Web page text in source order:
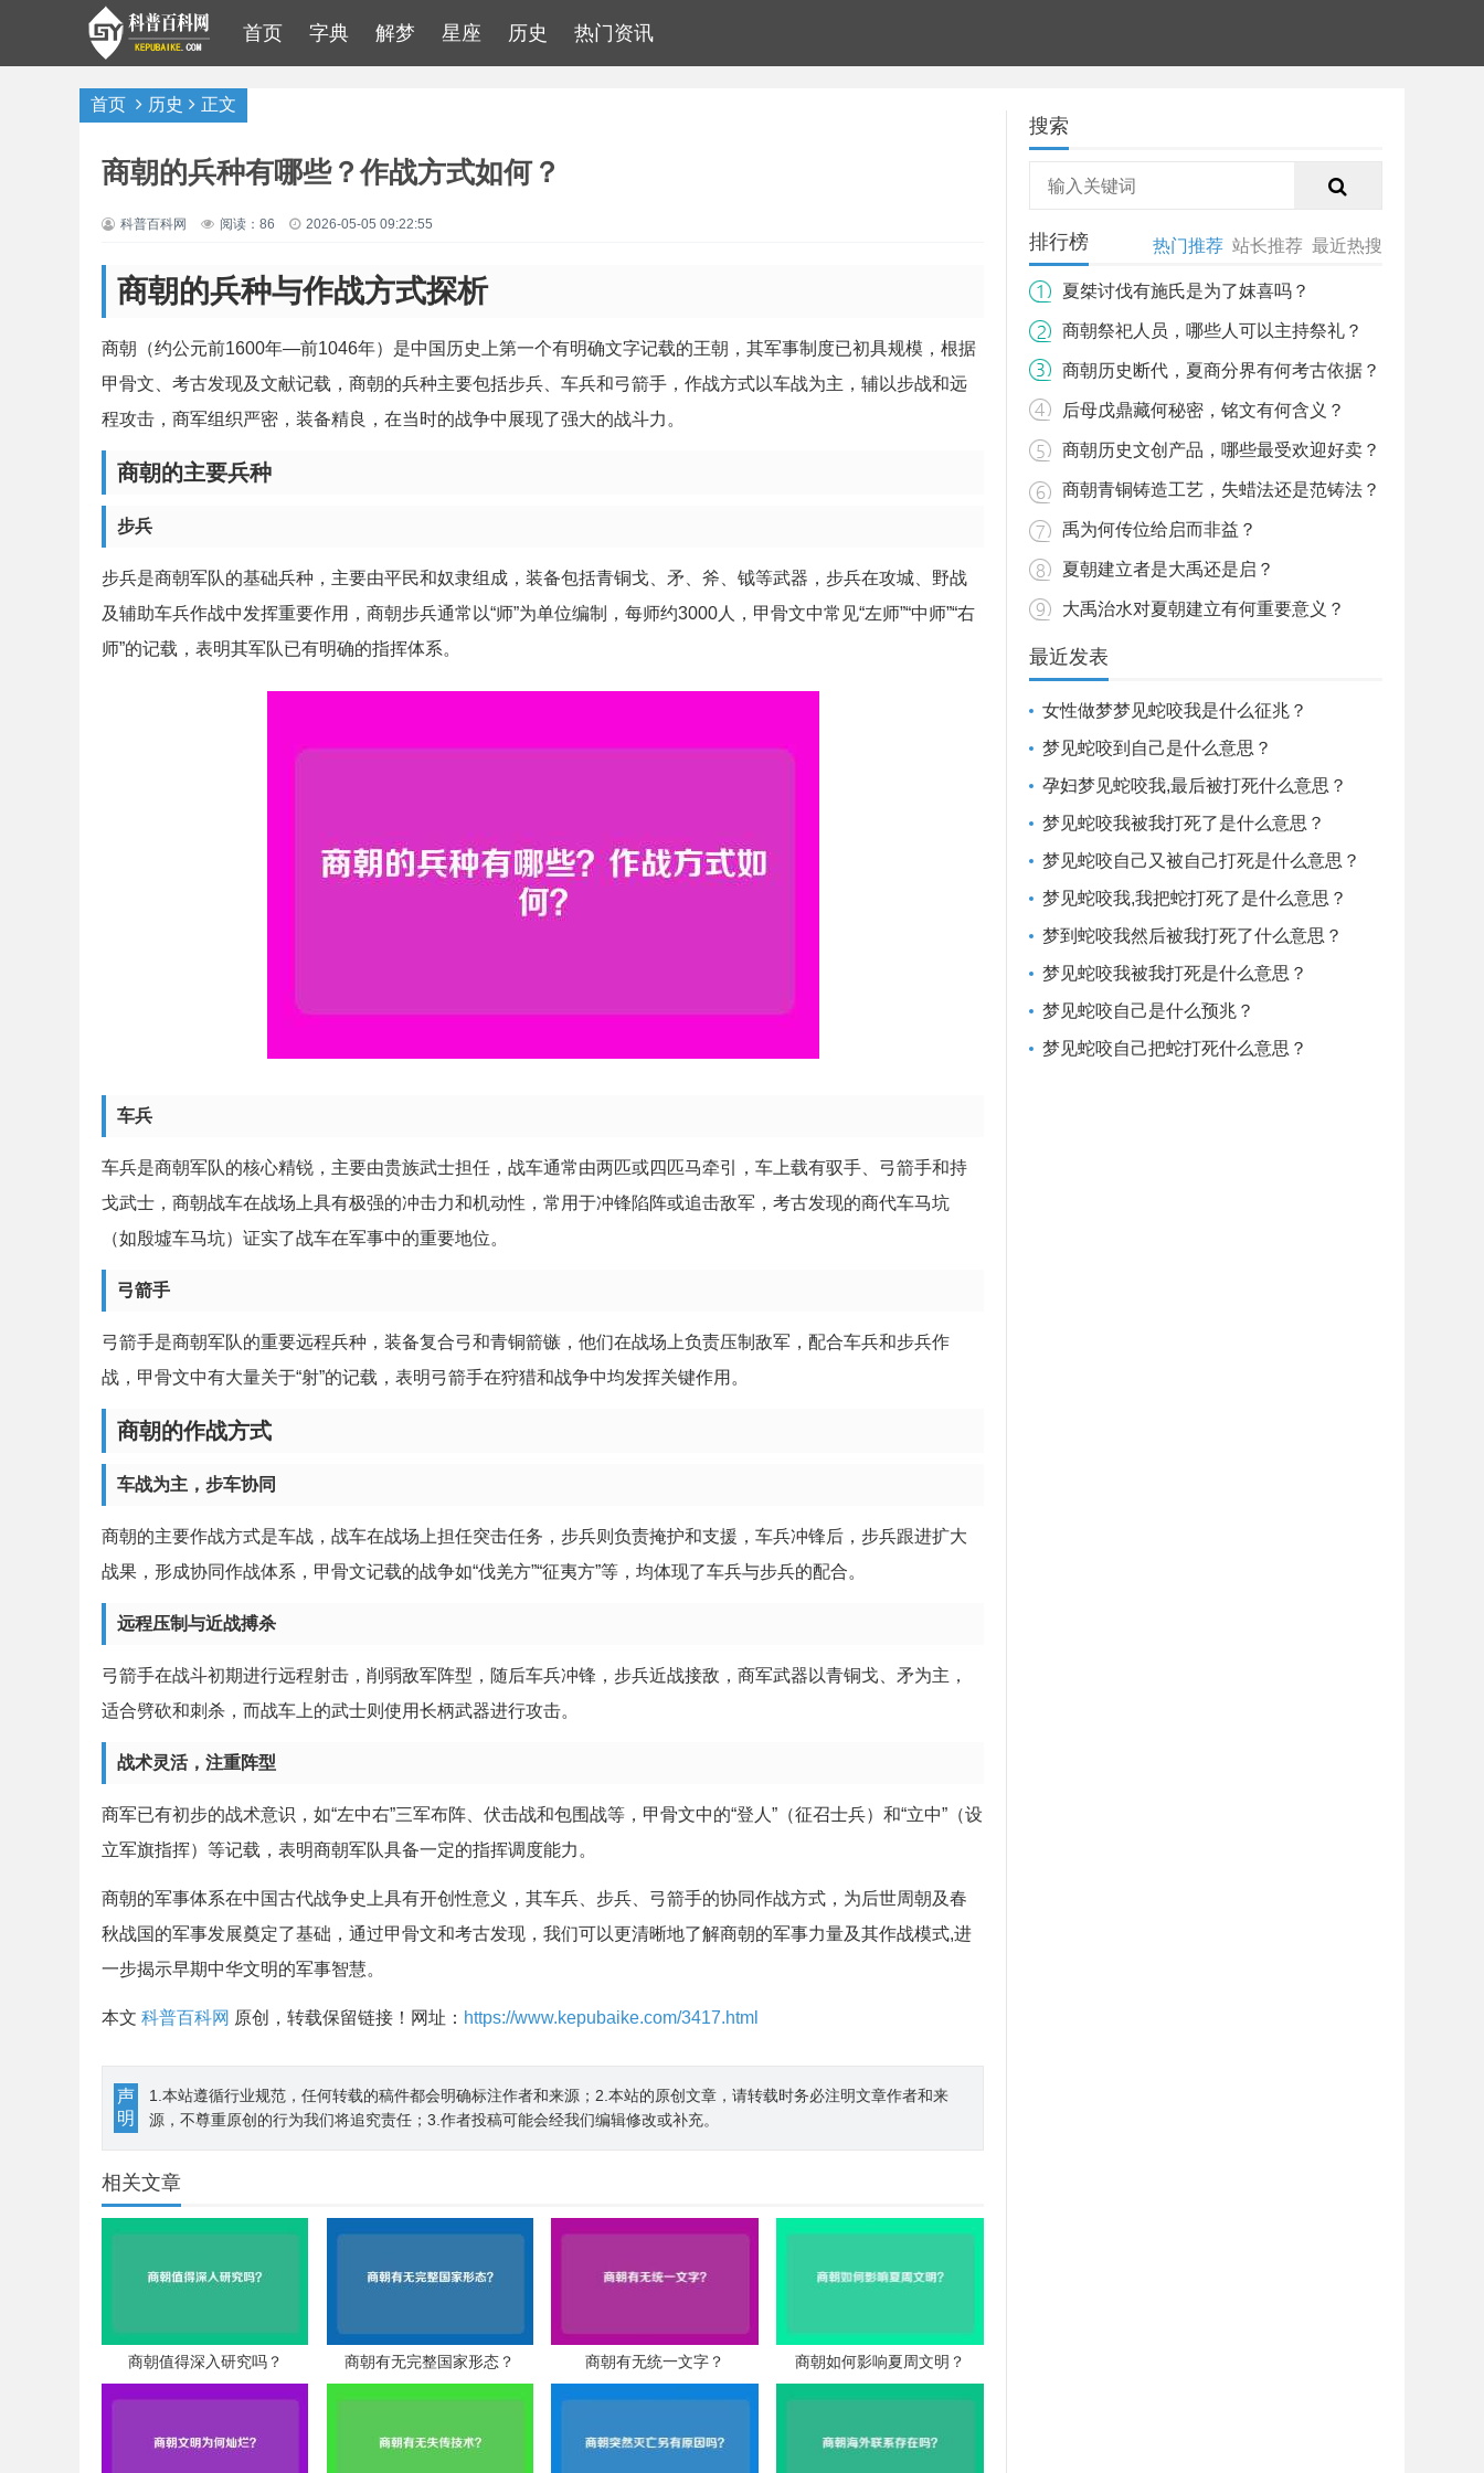
首页 字典 解梦 星座 历史 热门资讯
首页 历史 正文
商朝的兵种有哪些？作战方式如何？
科普百科网 阅读：86 2026-05-05 09:22:55
商朝的兵种与作战方式探析
商朝（约公元前1600年—前1046年）是中国历史上第一个有明确文字记载的王朝，其军事制度已初具规模，根据
甲骨文、考古发现及文献记载，商朝的兵种主要包括步兵、车兵和弓箭手，作战方式以车战为主，辅以步战和远
程攻击，商军组织严密，装备精良，在当时的战争中展现了强大的战斗力。
商朝的主要兵种
步兵
步兵是商朝军队的基础兵种，主要由平民和奴隶组成，装备包括青铜戈、矛、斧、钺等武器，步兵在攻城、野战
及辅助车兵作战中发挥重要作用，商朝步兵通常以“师”为单位编制，每师约3000人，甲骨文中常见“左师”“中师”“右
师”的记载，表明其军队已有明确的指挥体系。
车兵
车兵是商朝军队的核心精锐，主要由贵族武士担任，战车通常由两匹或四匹马牵引，车上载有驭手、弓箭手和持
戈武士，商朝战车在战场上具有极强的冲击力和机动性，常用于冲锋陷阵或追击敌军，考古发现的商代车马坑
（如殷墟车马坑）证实了战车在军事中的重要地位。
弓箭手
弓箭手是商朝军队的重要远程兵种，装备复合弓和青铜箭镞，他们在战场上负责压制敌军，配合车兵和步兵作
战，甲骨文中有大量关于“射”的记载，表明弓箭手在狩猎和战争中均发挥关键作用。
商朝的作战方式
车战为主，步车协同
商朝的主要作战方式是车战，战车在战场上担任突击任务，步兵则负责掩护和支援，车兵冲锋后，步兵跟进扩大
战果，形成协同作战体系，甲骨文记载的战争如“伐羌方”“征夷方”等，均体现了车兵与步兵的配合。
远程压制与近战搏杀
弓箭手在战斗初期进行远程射击，削弱敌军阵型，随后车兵冲锋，步兵近战接敌，商军武器以青铜戈、矛为主，
适合劈砍和刺杀，而战车上的武士则使用长柄武器进行攻击。
战术灵活，注重阵型
商军已有初步的战术意识，如“左中右”三军布阵、伏击战和包围战等，甲骨文中的“登人”（征召士兵）和“立中”（设
立军旗指挥）等记载，表明商朝军队具备一定的指挥调度能力。
商朝的军事体系在中国古代战争史上具有开创性意义，其车兵、步兵、弓箭手的协同作战方式，为后世周朝及春
秋战国的军事发展奠定了基础，通过甲骨文和考古发现，我们可以更清晰地了解商朝的军事力量及其作战模式,进
一步揭示早期中华文明的军事智慧。
本文 科普百科网 原创，转载保留链接！网址： https://www.kepubaike.com/3417.html
声
明
1.本站遵循行业规范，任何转载的稿件都会明确标注作者和来源；2.本站的原创文章，请转载时务必注明文章作者和来
源，不尊重原创的行为我们将追究责任；3.作者投稿可能会经我们编辑修改或补充。
相关文章
商朝值得深入研究吗？ 商朝有无完整国家形态？ 商朝有无统一文字？ 商朝如何影响夏周文明？
搜索
排行榜 热门推荐 站长推荐 最近热搜
夏桀讨伐有施氏是为了妺喜吗？
商朝祭祀人员，哪些人可以主持祭礼？
商朝历史断代，夏商分界有何考古依据？
后母戊鼎藏何秘密，铭文有何含义？
商朝历史文创产品，哪些最受欢迎好卖？
商朝青铜铸造工艺，失蜡法还是范铸法？
禹为何传位给启而非益？
夏朝建立者是大禹还是启？
大禹治水对夏朝建立有何重要意义？
最近发表
女性做梦梦见蛇咬我是什么征兆？
梦见蛇咬到自己是什么意思？
孕妇梦见蛇咬我,最后被打死什么意思？
梦见蛇咬我被我打死了是什么意思？
梦见蛇咬自己又被自己打死是什么意思？
梦见蛇咬我,我把蛇打死了是什么意思？
梦到蛇咬我然后被我打死了什么意思？
梦见蛇咬我被我打死是什么意思？
梦见蛇咬自己是什么预兆？
梦见蛇咬自己把蛇打死什么意思？